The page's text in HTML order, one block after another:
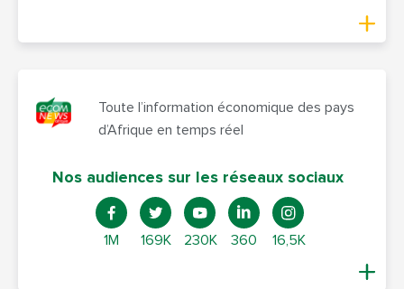
Toute l’information économique des pays
d’Afrique en temps réel
Nos audiences sur les réseaux sociaux
1M 169K 230K 360 16,5K